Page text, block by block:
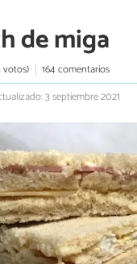
de miga
votos)
164 comentarios
3 septiembre 2021